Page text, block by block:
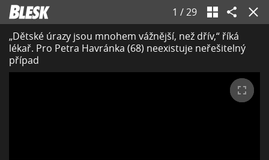
1 /29
„Dětské úrazy jsou mnohem vážnější, než dřív,“ říká
lékař. Pro Petra Havránka (68) neexistuje neřešitelný
případ